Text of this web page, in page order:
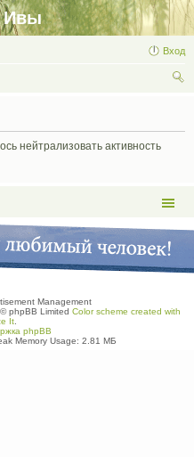
Ивы
Вход
нейтрализовать активность
Management
phpBB Limited Color scheme created with
It.
phpBB
Memory Usage: 2.81 МБ